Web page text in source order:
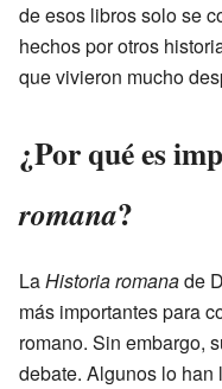
de esos libros solo se
hechos por otros
que vivieron mucho
¿Por qué es
romana?
LaHistoria romanade
más importantes para
romano. Sin embargo,
debate. Algunos lo